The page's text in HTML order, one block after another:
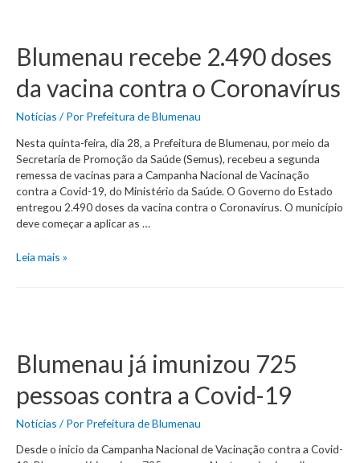
vacinados
contra
Coronavírus
Blumenau recebe 2.490 doses
da vacina contra o Coronavírus
Notícias / Por Prefeitura de Blumenau
Nesta quinta-feira, dia 28, a Prefeitura de Blumenau, por meio da
Secretaria de Promoção da Saúde (Semus), recebeu a segunda
remessa de vacinas para a Campanha Nacional de Vacinação
contra a Covid-19, do Ministério da Saúde. O Governo do Estado
entregou 2.490 doses da vacina contra o Coronavírus. O município
deve começar a aplicar as …
Blumenau
contra
o
Leia mais »
Blumenau já imunizou 725
pessoas contra a Covid-19
Notícias / Por Prefeitura de Blumenau
Desde o inicio da Campanha Nacional de Vacinação contra a Covid-